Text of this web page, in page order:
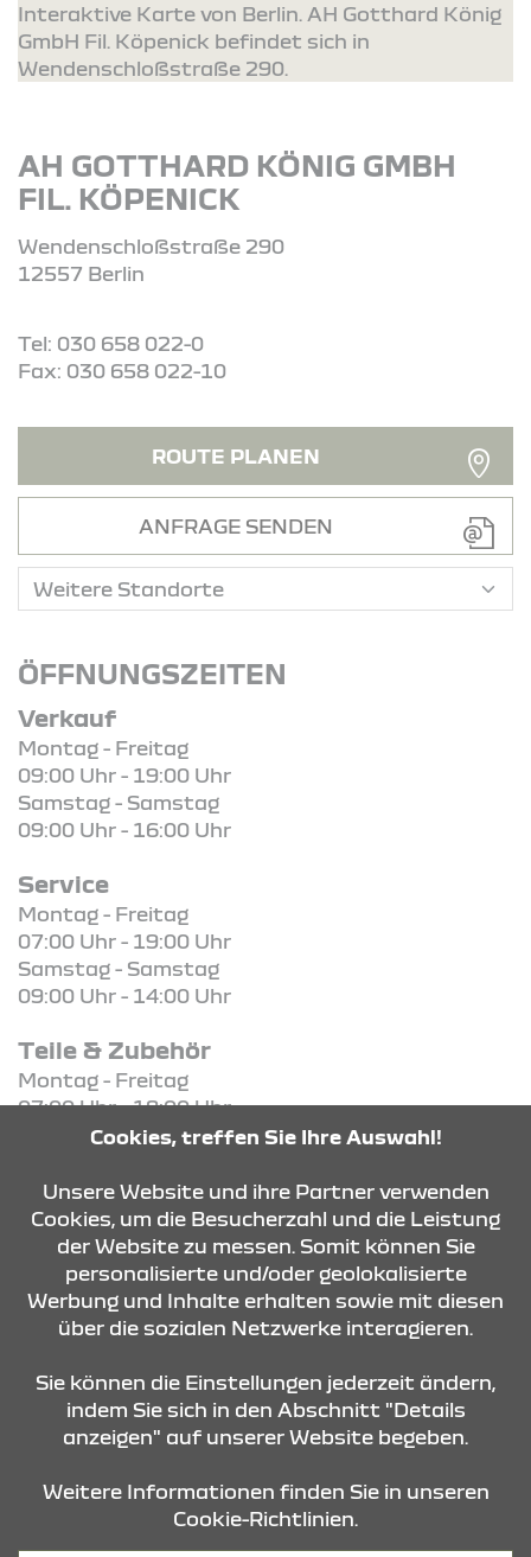
Interaktive Karte von Berlin. AH Gotthard König
GmbH Fil. Köpenick befindet sich in
Wendenschloßstraße 290.
AH GOTTHARD KÖNIG GMBH
FIL. KÖPENICK
Wendenschloßstraße 290
12557 Berlin
Tel: 030 658 022-0
Fax: 030 658 022-10
ROUTE PLANEN
ANFRAGE SENDEN
ÖFFNUNGSZEITEN
Verkauf
Montag - Freitag
09:00 Uhr - 19:00 Uhr
Samstag - Samstag
09:00 Uhr - 16:00 Uhr
Service
Montag - Freitag
07:00 Uhr - 19:00 Uhr
Samstag - Samstag
09:00 Uhr - 14:00 Uhr
Teile & Zubehör
Montag - Freitag
07:00 Uhr - 18:00 Uhr
KONTAKT & ANFAHRT
ÖFFNUNGSZEITEN
STANDORTE
Cookies, treffen Sie Ihre Auswahl!
Unsere Website und ihre Partner verwenden
Cookies, um die Besucherzahl und die Leistung
der Website zu messen. Somit können Sie
personalisierte und/oder geolokalisierte
Werbung und Inhalte erhalten sowie mit diesen
über die sozialen Netzwerke interagieren.
Sie können die Einstellungen jederzeit ändern,
indem Sie sich in den Abschnitt "Details
anzeigen" auf unserer Website begeben.
Weitere Informationen finden Sie in unseren
Cookie-Richtlinien.